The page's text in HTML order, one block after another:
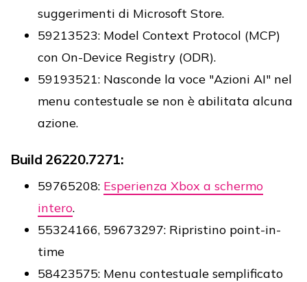
suggerimenti di Microsoft Store.
59213523: Model Context Protocol (MCP)
con On-Device Registry (ODR).
59193521: Nasconde la voce "Azioni AI" nel
menu contestuale se non è abilitata alcuna
azione.
Build 26220.7271:
59765208: Esperienza Xbox a schermo
intero.
55324166, 59673297: Ripristino point-in-
time
58423575: Menu contestuale semplificato